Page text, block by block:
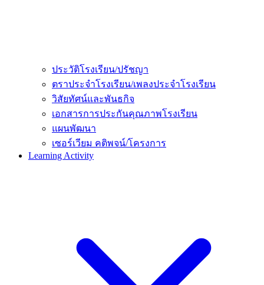
ประวัติโรงเรียน/ปรัชญา
ตราประจำโรงเรียน/เพลงประจำโรงเรียน
วิสัยทัศน์และพันธกิจ
เอกสารการประกันคุณภาพโรงเรียน
แผนพัฒนา
เซอร์เวียม คติพจน์/โครงการ
Learning Activity